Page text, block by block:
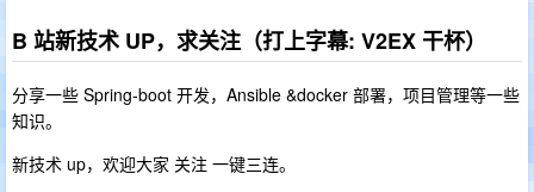
B 站新技术 UP，求关注（打上字幕: V2EX 干杯）
分享一些 Spring-boot 开发，Ansible &docker 部署，项目管理等一些
知识。
新技术 up，欢迎大家 关注 一键三连。